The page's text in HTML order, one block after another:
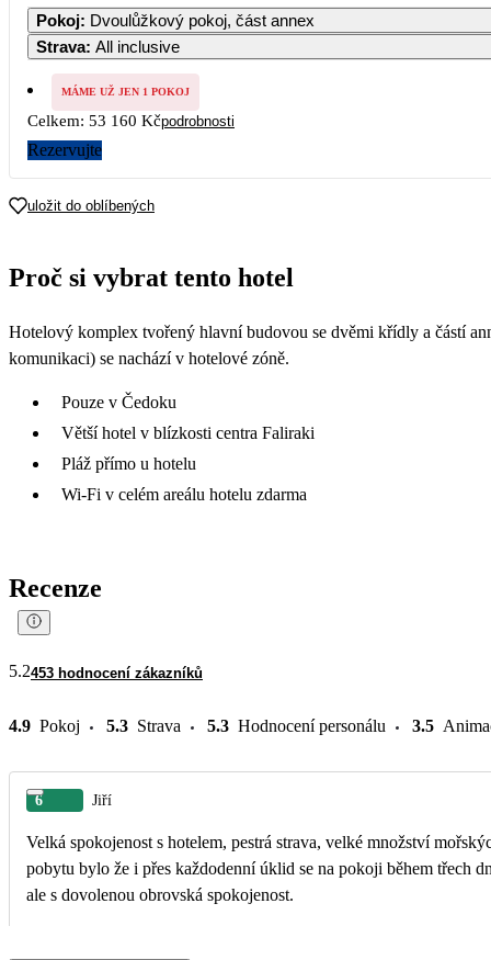
29 680
27 580 27 380
Pokoj: Dvoulůžkový pokoj, část annex
Strava: All inclusive
MÁME UŽ JEN 1 POKOJ
Celkem: 53 160 Kčpodrobnosti
Rezervujte
uložit do oblíbených
Proč si vybrat tento hotel
Hotelový komplex tvořený hlavní budovou se dvěmi křídly a částí
komunikaci) se nachází v hotelové zóně.
Pouze v Čedoku
Větší hotel v blízkosti centra Faliraki
Pláž přímo u hotelu
Wi-Fi v celém areálu hotelu zdarma
Recenze
5.2453 hodnocení zákazníků
4.9 Pokoj 5.3 Strava 5.3 Hodnocení personálu 3.5
6 Jiří
Velká spokojenost s hotelem, pestrá strava, velké množství
pobytu bylo že i přes každodenní úklid se na pokoji během třech
ale s dovolenou obrovská spokojenost.